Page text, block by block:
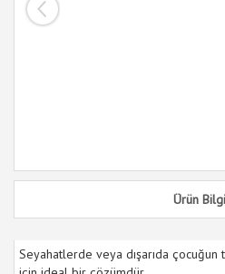
Ürün
Seyahatlerde veya dışarıda çocuğun